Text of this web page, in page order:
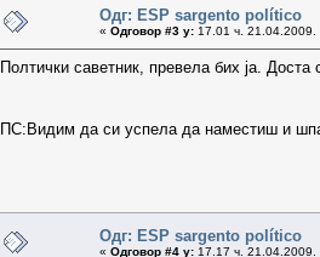
Одг: ESP sargento político
« Одговор #3 у: 17.01 ч. 21.04.2009.
Полтички саветник, превела бих ја.
ПС:Видим да си успела да наместиш и
Одг: ESP sargento político
« Одговор #4 у: 17.17 ч. 21.04.2009.